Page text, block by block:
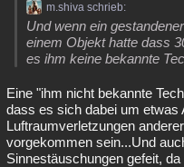
Lesenswert Schlüsselwörter
m.shiva schrieb:
Und wenn ein
einem Objekt hatte dass
es ihm keine bekannte
Eine "ihm nicht bekannte
dass es sich dabei um
Luftraumverletzungen
vorgekommen sein...Und
Sinnestäuschungen gefeit,